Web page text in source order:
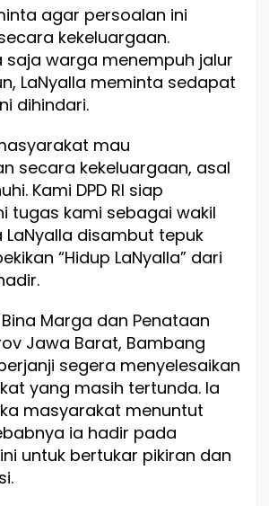
agar persoalan ini
kekeluargaan.
saja warga menempuh jalur
LaNyalla meminta sedapat
dihindari.
mau
secara kekeluargaan, asal
Kami DPD RI siap
tugas kami sebagai wakil
LaNyalla disambut tepuk
“Hidup LaNyalla” dari
Marga dan Penataan
Jawa Barat, Bambang
segera menyelesaikan
yang masih tertunda. Ia
masyarakat menuntut
ia hadir pada
untuk bertukar pikiran dan